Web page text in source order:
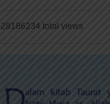
28186234 total views